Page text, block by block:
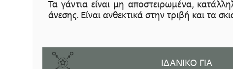
Τα γάντια είναι μη αποστειρωμένα,
άνεσης. Είναι ανθεκτικά στην τριβή και τα
ΙΔΑΝΙΚΟ ΓΙΑ